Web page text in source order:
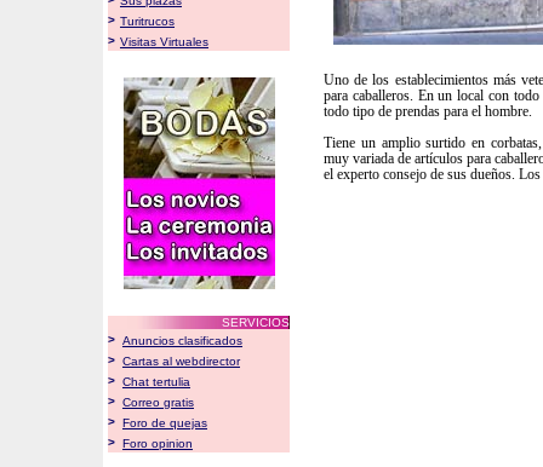
> Turitrucos
> Visitas Virtuales
SERVICIOS
> Anuncios clasificados
> Cartas al webdirector
> Chat tertulia
> Correo gratis
> Foro de quejas
> Foro opinion
Uno de los establecimientos más
para caballeros. En un local con
todo tipo de prendas para el hombre.
Tiene un amplio surtido en
muy variada de artículos para
el experto consejo de sus dueños.